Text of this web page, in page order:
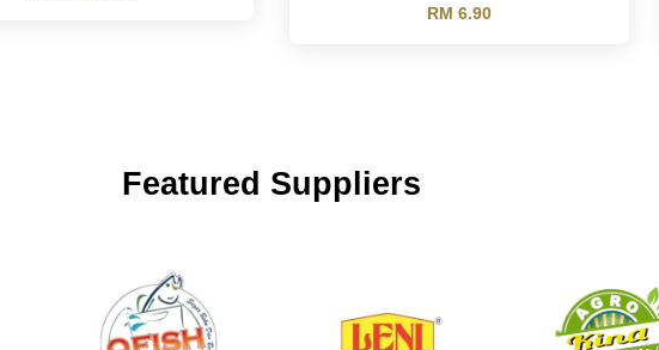
RM 6.90
Featured Suppliers